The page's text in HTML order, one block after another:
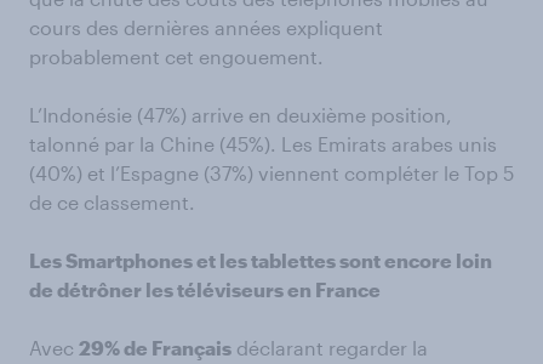
cours des dernières années expliquent
probablement cet engouement.
L’Indonésie (47%) arrive en deuxième position,
talonné par la Chine (45%). Les Emirats arabes unis
(40%) et l’Espagne (37%) viennent compléter le Top 5
de ce classement.
Les Smartphones et les tablettes sont encore loin
de détrôner les téléviseurs en France
Avec 29% de Français déclarant regarder la